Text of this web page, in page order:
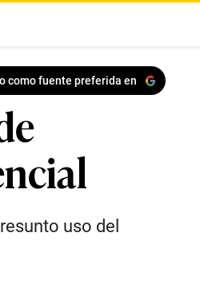
como fuente preferida en
uso del